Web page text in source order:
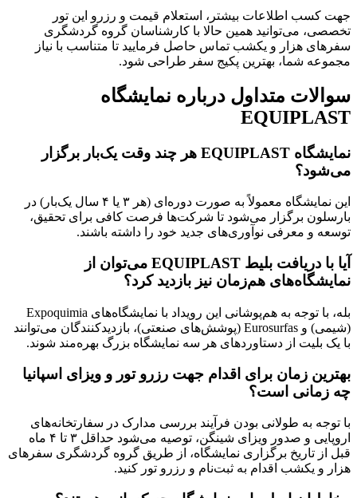
جهت کسب اطلاعات بیشتر، استعلام قیمت و رزرو این تور
تخصصی، می‌توانید همین حالا با کارشناسان گروه گردشگری
سفرهای هزار و یکشب تماس حاصل فرمایید تا متناسب با نیاز
مجموعه شما، بهترین پکیج سفر طراحی شود.
سوالات متداول درباره نمایشگاه
EQUIPLAST
نمایشگاه EQUIPLAST هر چند وقت یک‌بار برگزار
می‌شود؟
این نمایشگاه معمولاً به صورت دوره‌ای (هر ۳ یا ۴ سال یک‌بار) در
بارسلون برگزار می‌شود تا شرکت‌ها فرصت کافی برای تحقیق،
توسعه و معرفی نوآوری‌های جدید خود را داشته باشند.
آیا با دریافت بلیط EQUIPLAST می‌توان از
نمایشگاه‌های هم‌زمان نیز بازدید کرد؟
بله، با توجه به هم‌پوشانی این رویداد با نمایشگاه‌های Expoquimia
(شیمی) و Eurosurfas (پوشش‌های صنعتی)، بازدیدکنندگان می‌توانند
با یک بلیت از دستاوردهای هر سه نمایشگاه بزرگ بهره‌مند شوند.
بهترین زمان برای اقدام جهت رزرو تور و ویزای اسپانیا
چه زمانی است؟
با توجه به طولانی بودن فرآیند بررسی مدارک در سفارتخانه‌های
اروپایی و صدور ویزای شینگن، توصیه می‌شود حداقل ۳ تا ۴ ماه
قبل از تاریخ برگزاری نمایشگاه، از طریق گروه گردشگری سفرهای
هزار و یکشب اقدام به ثبت‌نام و رزرو تور کنید.